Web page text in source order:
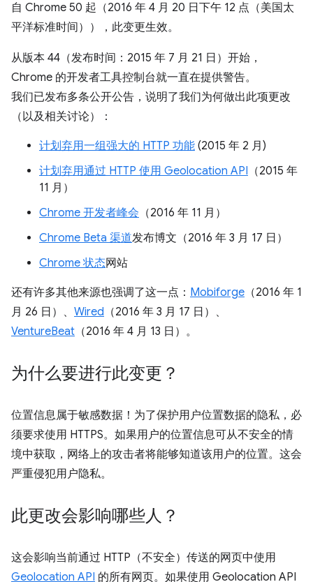
自 Chrome 50 起（2016 年 4 月 20 日下午 12 点（美国太
平洋标准时间）），此变更生效。
从版本 44（发布时间：2015 年 7 月 21 日）开始，
Chrome 的开发者工具控制台就一直在提供警告。
我们已发布多条公开公告，说明了我们为何做出此项更改
（以及相关讨论）：
计划弃用一组强大的 HTTP 功能 (2015 年 2 月)
计划弃用通过 HTTP 使用 Geolocation API （2015 年
11 月）
Chrome 开发者峰会 （2016 年 11 月）
Chrome Beta 渠道发布博文（2016 年 3 月 17 日）
Chrome 状态网站
还有许多其他来源也强调了这一点： Mobiforge （2016 年 1
月 26 日）、 Wired （2016 年 3 月 17 日）、
VentureBeat （2016 年 4 月 13 日）。
为什么要进行此变更？
位置信息属于敏感数据！为了保护用户位置数据的隐私，必
须要求使用 HTTPS。如果用户的位置信息可从不安全的情
境中获取，网络上的攻击者将能够知道该用户的位置。这会
严重侵犯用户隐私。
此更改会影响哪些人？
这会影响当前通过 HTTP（不安全）传送的网页中使用
Geolocation API 的所有网页。如果使用 Geolocation API